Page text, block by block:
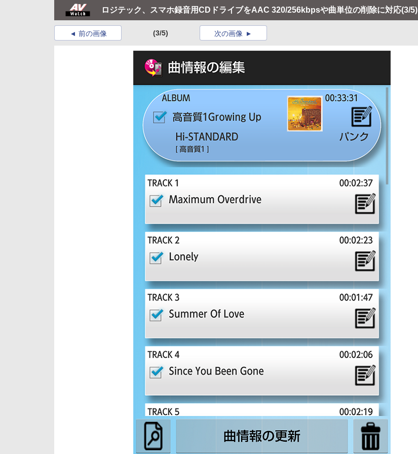
ロジテック、スマホ録音用CDドライブをAAC 320/256kbpsや曲単位の削除に対応(3/5)
前の画像 (3/5) 次の画像